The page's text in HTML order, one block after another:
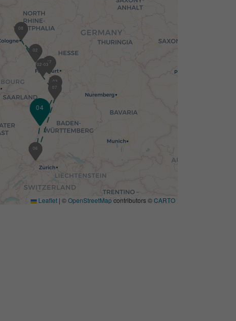
01
02
02-03
03
04
05
06
07
07
08
Leaflet | ©OpenStreetMap contributors ©CARTO